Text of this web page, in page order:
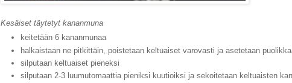
Kesäiset täytetyt kananmuna
keitetään 6 kananmunaa
halkaistaan ne pitkittäin, poistetaan keltuaiset varovasti ja asetetaan
silputaan keltuaiset pieneksi
silputaan 2-3 luumutomaattia pieniksi kuutioiksi ja sekoitetaan keltuaisten